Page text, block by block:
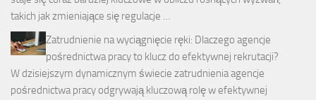
takich jak zmieniające się regulacje …
Zatrudnienie na wyciągnięcie ręki: Dlaczego agencje
pośrednictwa pracy to klucz do efektywnej rekrutacji?
W dzisiejszym dynamicznym świecie zatrudnienia agencje
pośrednictwa pracy odgrywają kluczową rolę w efektywnej